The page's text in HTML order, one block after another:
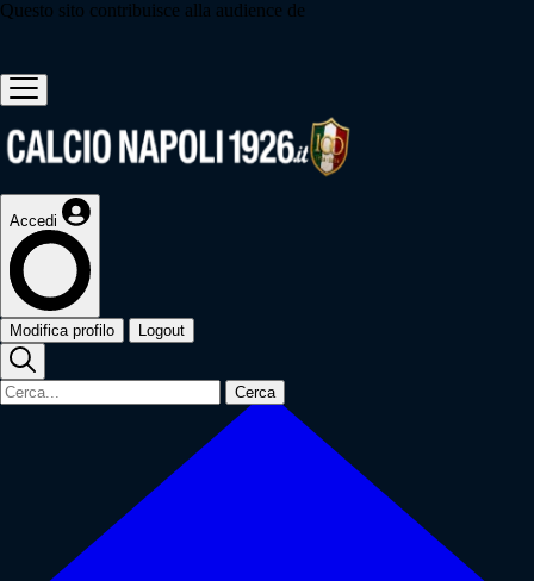
Questo sito contribuisce alla audience de
Accedi
Modifica profilo Logout
Cerca